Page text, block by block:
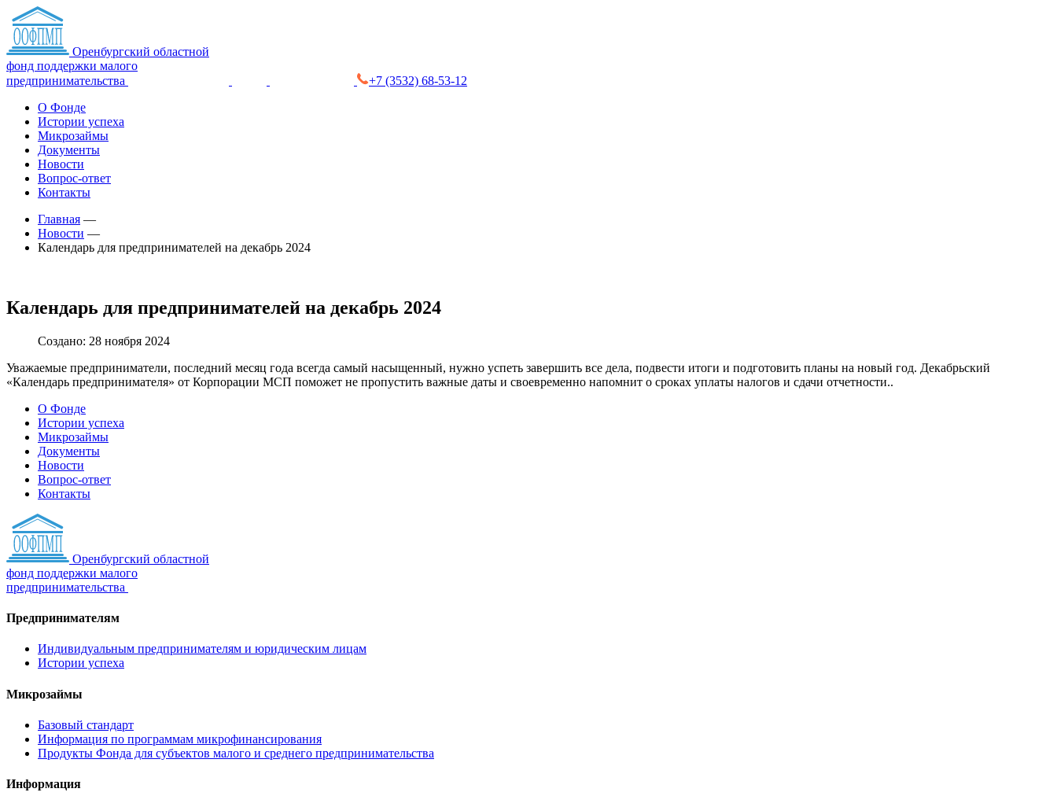
Оренбургский областной
фонд поддержки малого
предпринимательства
+7 (3532) 68-53-12
О Фонде
Истории успеха
Микрозаймы
Документы
Новости
Вопрос-ответ
Контакты
Главная —
Новости —
Календарь для предпринимателей на декабрь 2024
Календарь для предпринимателей на декабрь 2024
Создано: 28 ноября 2024
Уважаемые предприниматели, последний месяц года всегда самый насыщенный, нужно успеть завершить все дела, подвести итоги и подготовить планы на новый год. Декабрьский
«Календарь предпринимателя» от Корпорации МСП поможет не пропустить важные даты и своевременно напомнит о сроках уплаты налогов и сдачи отчетности..
О Фонде
Истории успеха
Микрозаймы
Документы
Новости
Вопрос-ответ
Контакты
Оренбургский областной
фонд поддержки малого
предпринимательства
Предпринимателям
Индивидуальным предпринимателям и юридическим лицам
Истории успеха
Микрозаймы
Базовый стандарт
Информация по программам микрофинансирования
Продукты Фонда для субъектов малого и среднего предпринимательства
Информация